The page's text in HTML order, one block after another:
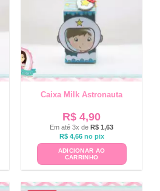
Caixa Milk Astronauta
R$ 4,90
Em até 3x de R$ 1,63
R$4,66 no pix
ADICIONAR AO
CARRINHO